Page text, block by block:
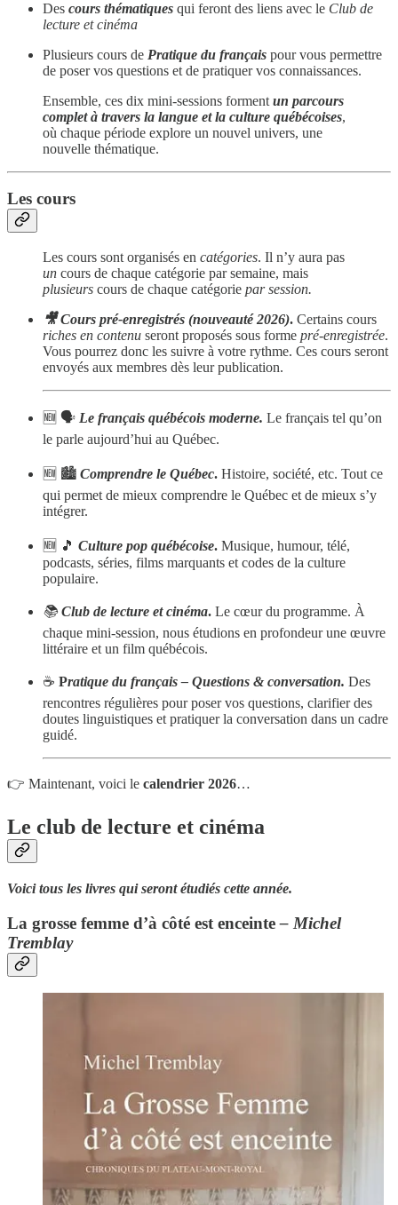
Des cours thématiques qui feront des liens avec le Club de
lecture et cinéma
Plusieurs cours de Pratique du français pour vous permettre
de poser vos questions et de pratiquer vos connaissances.
Ensemble, ces dix mini-sessions forment un parcours
complet à travers la langue et la culture québécoises,
où chaque période explore un nouvel univers, une
nouvelle thématique.
Les cours
Les cours sont organisés en catégories. Il n’y aura pas
un cours de chaque catégorie par semaine, mais
plusieurs cours de chaque catégorie par session.
🎥 Cours pré-enregistrés (nouveauté 2026). Certains cours
riches en contenu seront proposés sous forme pré-enregistrée.
Vous pourrez donc les suivre à votre rythme. Ces cours seront
envoyés aux membres dès leur publication.
🆕 🗣 Le français québécois moderne. Le français tel qu’on
le parle aujourd’hui au Québec.
🆕 🏙 Comprendre le Québec. Histoire, société, etc. Tout ce
qui permet de mieux comprendre le Québec et de mieux s’y
intégrer.
🆕 🎵 Culture pop québécoise. Musique, humour, télé,
podcasts, séries, films marquants et codes de la culture
populaire.
📚 Club de lecture et cinéma. Le cœur du programme. À
chaque mini-session, nous étudions en profondeur une œuvre
littéraire et un film québécois.
☕️ Pratique du français – Questions & conversation. Des
rencontres régulières pour poser vos questions, clarifier des
doutes linguistiques et pratiquer la conversation dans un cadre
guidé.
👉 Maintenant, voici le calendrier 2026…
Le club de lecture et cinéma
Voici tous les livres qui seront étudiés cette année.
La grosse femme d’à côté est enceinte– Michel
Tremblay